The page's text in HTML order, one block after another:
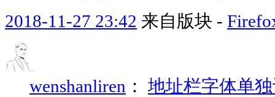
2018-11-27 23:42 来自版块 -
wenshanliren ： 地址栏字体单